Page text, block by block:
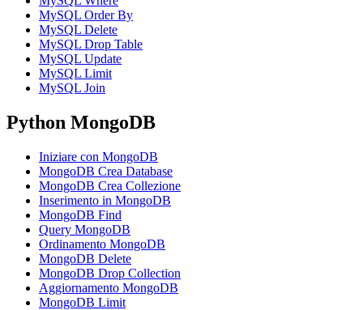
MySQL Order By
MySQL Delete
MySQL Drop Table
MySQL Update
MySQL Limit
MySQL Join
Python MongoDB
Iniziare con MongoDB
MongoDB Crea Database
MongoDB Crea Collezione
Inserimento in MongoDB
MongoDB Find
Query MongoDB
Ordinamento MongoDB
MongoDB Delete
MongoDB Drop Collection
Aggiornamento MongoDB
MongoDB Limit